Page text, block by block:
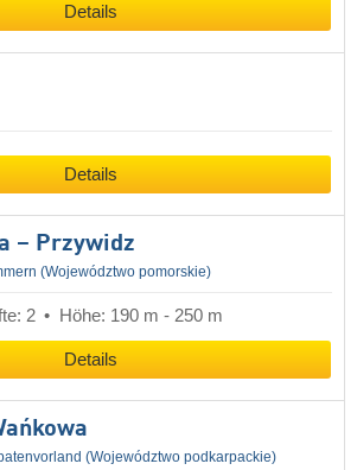
Details
Details
– Przywidz
(Województwo pomorskie)
2 Höhe: 190 m - 250 m
Details
(Województwo podkarpackie)